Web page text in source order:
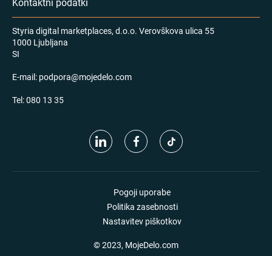
Styria digital marketplaces, d.o.o. Verovškova ulica 55
1000 Ljubljana
SI
E-mail: podpora@mojedelo.com
Tel:080 13 35
Pogoji uporabe
Politika zasebnosti
Nastavitev piškotkov
© 2023, MojeDelo.com